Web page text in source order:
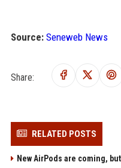
Source: Seneweb News
Share:
RELATED POSTS
New AirPods are coming,